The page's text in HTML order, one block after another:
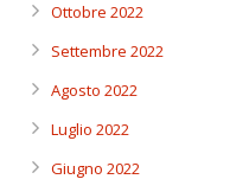
Ottobre 2022
Settembre 2022
Agosto 2022
Luglio 2022
Giugno 2022